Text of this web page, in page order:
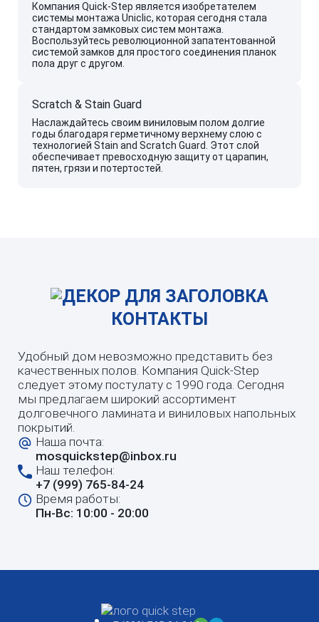
Компания Quick-Step является изобретателем
системы монтажа Uniclic, которая сегодня стала
стандартом замковых систем монтажа.
Воспользуйтесь революционной запатентованной
системой замков для простого соединения планок
пола друг с другом.
Scratch & Stain Guard
Наслаждайтесь своим виниловым полом долгие
годы благодаря герметичному верхнему слою с
технологией Stain and Scratch Guard. Этот слой
обеспечивает превосходную защиту от царапин,
пятен, грязи и потертостей.
КОНТАКТЫ
Удобный дом невозможно представить без
качественных полов. Компания Quick-Step
следует этому постулату с 1990 года. Сегодня
мы предлагаем широкий ассортимент
долговечного ламината и виниловых напольных
покрытий.
Наша почта:
mosquickstep@inbox.ru
Наш телефон:
+7 (999) 765-84-24
Время работы:
Пн-Вс: 10:00 - 20:00